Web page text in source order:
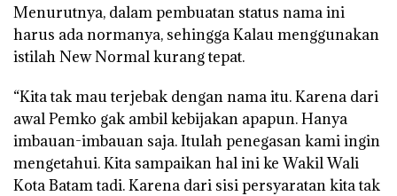
Menurutnya, dalam pembuatan status nama ini
harus ada normanya, sehingga Kalau menggunakan
istilah New Normal kurang tepat.
“Kita tak mau terjebak dengan nama itu. Karena dari
awal Pemko gak ambil kebijakan apapun. Hanya
imbauan-imbauan saja. Itulah penegasan kami ingin
mengetahui. Kita sampaikan hal ini ke Wakil Wali
Kota Batam tadi. Karena dari sisi persyaratan kita tak